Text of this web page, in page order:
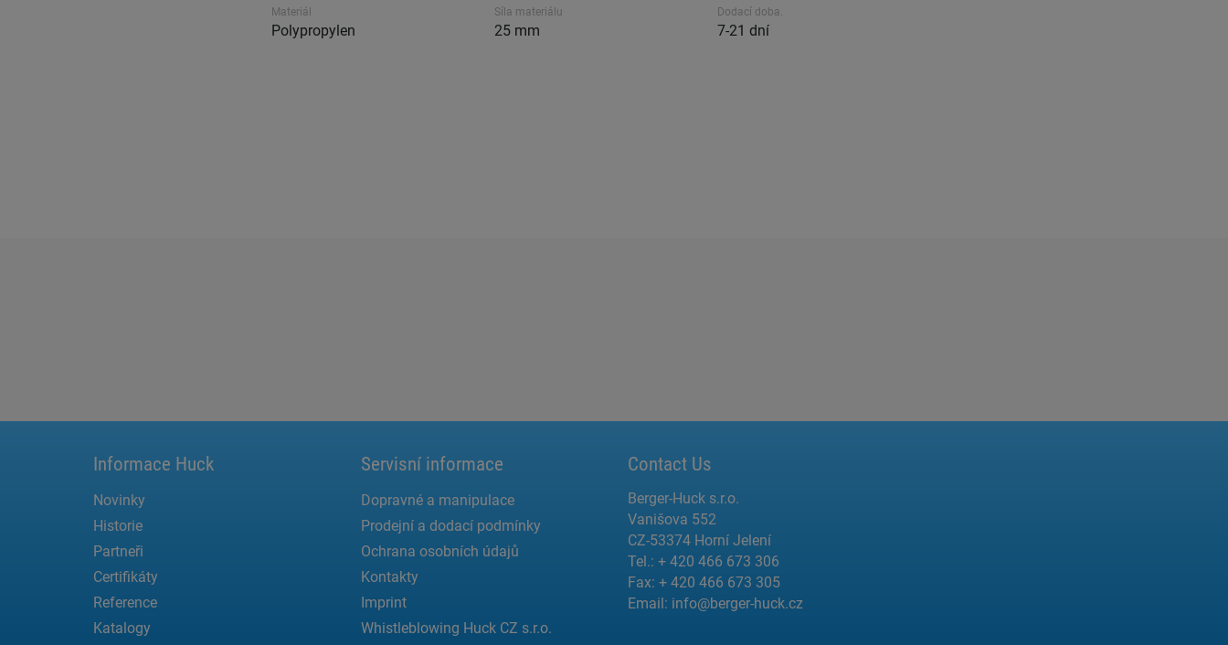
Materiál
Polypropylen
Síla materiálu
25 mm
Dodací doba.
7-21 dní
Informace Huck
Novinky
Historie
Partneři
Certifikáty
Reference
Katalogy
Servisní informace
Dopravné a manipulace
Prodejní a dodací podmínky
Ochrana osobních údajů
Kontakty
Imprint
Whistleblowing Huck CZ s.r.o.
Contact Us
Berger-Huck s.r.o.
Vanišova 552
CZ-53374 Horní Jelení
Tel.: + 420 466 673 306
Fax: + 420 466 673 305
Email: info@berger-huck.cz